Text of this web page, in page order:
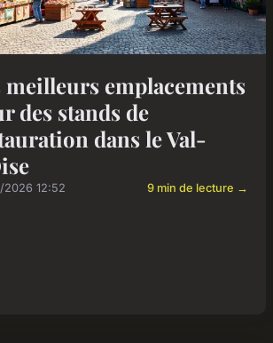
meilleurs emplacements
des stands de
dans le Val-
12:52 9 min de lecture →